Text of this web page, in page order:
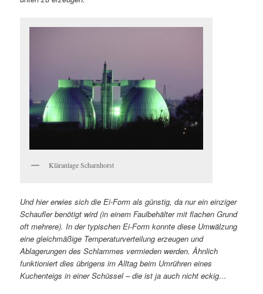
Kläranlage Scharnhorst
Und hier erwies sich die Ei-Form als günstig, da nur ein einziger
Schaufler benötigt wird (in einem Faulbehälter mit flachen Grund
oft mehrere). In der typischen Ei-Form konnte diese Umwälzung
eine gleichmäßige Temperaturverteilung erzeugen und
Ablagerungen des Schlammes vermieden werden. Ähnlich
funktioniert dies übrigens im Alltag beim Umrühren eines
Kuchenteigs in einer Schüssel – die ist ja auch nicht eckig…